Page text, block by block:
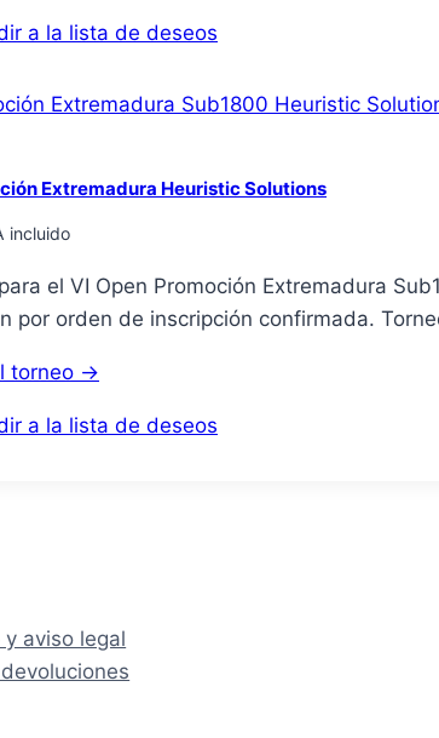
€
a la lista de deseos
Extremadura Heuristic Solutions
€
€
incluido
el VI Open Promoción Extremadura
por orden de inscripción confirmada.
torneo →
a la lista de deseos
aviso legal